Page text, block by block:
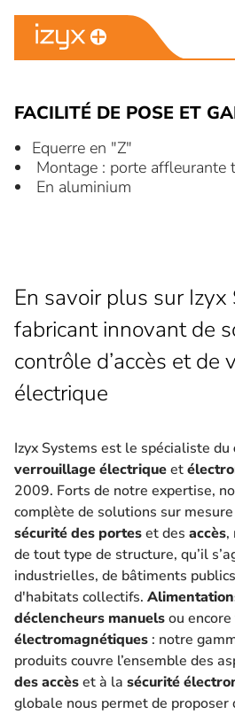
FACILITÉ DE POSE ET
Equerre en "Z"
Montage : porte affleurante
En aluminium
En savoir plus sur Izyx
fabricant innovant de
contrôle d’accès et de
électrique
Izyx Systems est le spécialiste du
verrouillage électriqueet
2009. Forts de notre expertise,
complète de solutions sur
sécurité des porteset des accès,
de tout type de structure, qu’il
industrielles, de bâtiments
d'habitats collectifs.
déclencheurs manuelsou encore
électromagnétiques : notre
produits couvre l’ensemble des
des accèset à la sécurité
globale nous permet de proposer